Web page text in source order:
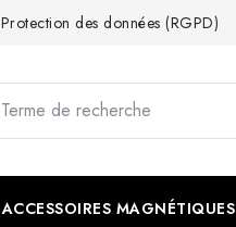
Protection des données (RGPD)
ACCESSOIRES MAGNÉTIQUES